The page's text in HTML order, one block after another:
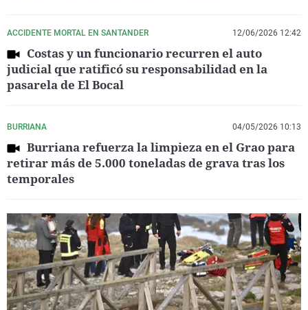
ACCIDENTE MORTAL EN SANTANDER 12/06/2026 12:42
Costas y un funcionario recurren el auto
judicial que ratificó su responsabilidad en la
pasarela de El Bocal
BURRIANA 04/05/2026 10:13
Burriana refuerza la limpieza en el Grao para
retirar más de 5.000 toneladas de grava tras los
temporales